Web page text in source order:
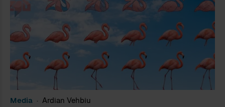
Media Ardian Vehbiu